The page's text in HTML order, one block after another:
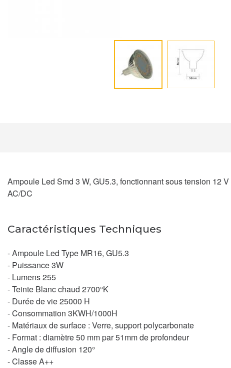
Ampoule Led Smd 3 W, GU5.3, fonctionnant sous tension 12
AC/DC
Caractéristiques Techniques
- Ampoule Led Type MR16, GU5.3
- Puissance 3W
- Lumens 255
- Teinte Blanc chaud 2700°K
- Durée de vie 25000 H
- Consommation 3KWH/1000H
- Matériaux de surface : Verre, support polycarbonate
- Format : diamètre 50 mm par 51mm de profondeur
- Angle de diffusion 120°
- Classe A++